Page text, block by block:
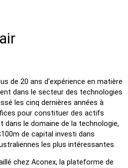
de 20 ans d'expérience en matière
dans le secteur des technologies
les cinq dernières années à
pour constituer des actifs
dans le domaine de la technologie,
de capital investi dans
les plus intéressantes.
chez Aconex, la plateforme de